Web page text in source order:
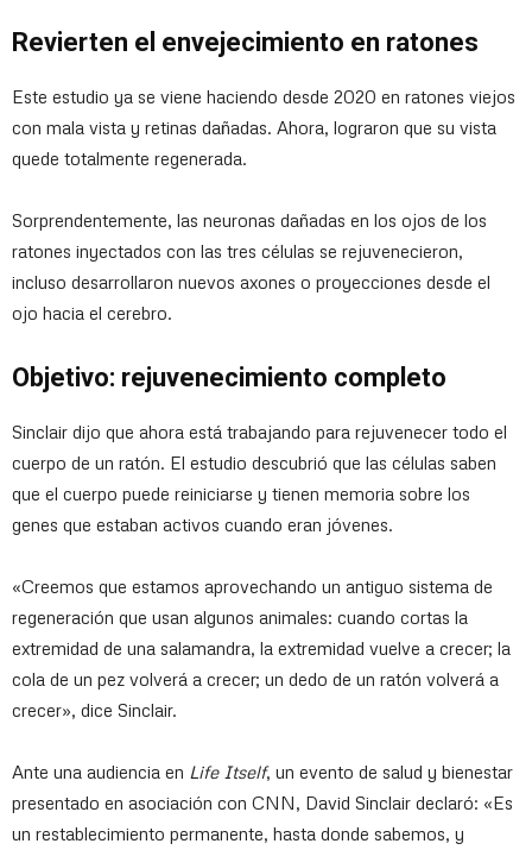
Revierten el envejecimiento en ratones
Este estudio ya se viene haciendo desde 2020 en ratones viejos
con mala vista y retinas dañadas. Ahora, lograron que su vista
quede totalmente regenerada.
Sorprendentemente, las neuronas dañadas en los ojos de los
ratones inyectados con las tres células se rejuvenecieron,
incluso desarrollaron nuevos axones o proyecciones desde el
ojo hacia el cerebro.
Objetivo: rejuvenecimiento completo
Sinclair dijo que ahora está trabajando para rejuvenecer todo el
cuerpo de un ratón. El estudio descubrió que las células saben
que el cuerpo puede reiniciarse y tienen memoria sobre los
genes que estaban activos cuando eran jóvenes.
«Creemos que estamos aprovechando un antiguo sistema de
regeneración que usan algunos animales: cuando cortas la
extremidad de una salamandra, la extremidad vuelve a crecer; la
cola de un pez volverá a crecer; un dedo de un ratón volverá a
crecer», dice Sinclair.
Ante una audiencia en Life Itself, un evento de salud y bienestar
presentado en asociación con CNN, David Sinclair declaró: «Es
un restablecimiento permanente, hasta donde sabemos, y